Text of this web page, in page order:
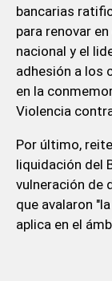
bancarias
para renovar
nacional y el
adhesión a los
en la
Violencia
Por último,
liquidación del
vulneración de
que avalaron
aplica en el